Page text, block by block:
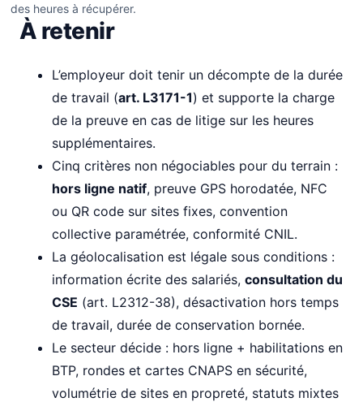
des heures à récupérer.
À retenir
L’employeur doit tenir un décompte de la durée
de travail (art. L3171-1) et supporte la charge
de la preuve en cas de litige sur les heures
supplémentaires.
Cinq critères non négociables pour du terrain :
hors ligne natif, preuve GPS horodatée, NFC
ou QR code sur sites fixes, convention
collective paramétrée, conformité CNIL.
La géolocalisation est légale sous conditions :
information écrite des salariés, consultation du
CSE (art. L2312-38), désactivation hors temps
de travail, durée de conservation bornée.
Le secteur décide : hors ligne + habilitations en
BTP, rondes et cartes CNAPS en sécurité,
volumétrie de sites en propreté, statuts mixtes